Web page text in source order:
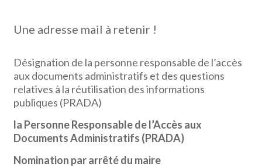
Une adresse mail à retenir !
Désignation de la personne responsable de l’accès
aux documents administratifs et des questions
relatives à la réutilisation des informations
publiques (PRADA)
la Personne Responsable de l’Accès aux
Documents Administratifs (PRADA)
Nomination par arrêté du maire